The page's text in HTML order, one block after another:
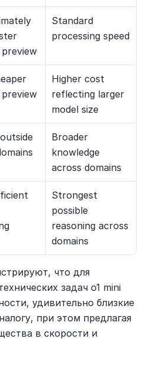
Standard
processing speed
Higher cost
reflecting larger
model size
Broader
knowledge
across domains
Strongest
possible
reasoning across
domains
что для
задач o1 mini
удивительно близкие
при этом предлагая
в скорости и